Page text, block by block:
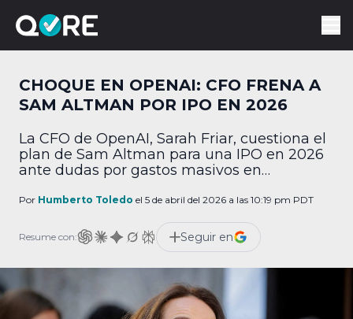
CHOQUE EN OPENAI: CFO FRENA A
SAM ALTMAN POR IPO EN 2026
La CFO de OpenAI, Sarah Friar, cuestiona el
plan de Sam Altman para una IPO en 2026
ante dudas por gastos masivos en
Por Humberto Toledo el 5 de abril del 2026 a las 10:19 pm PDT
Resume con: Seguir en